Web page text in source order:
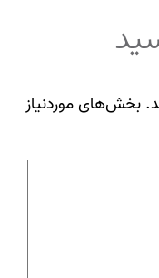
بخش‌های موردنیاز